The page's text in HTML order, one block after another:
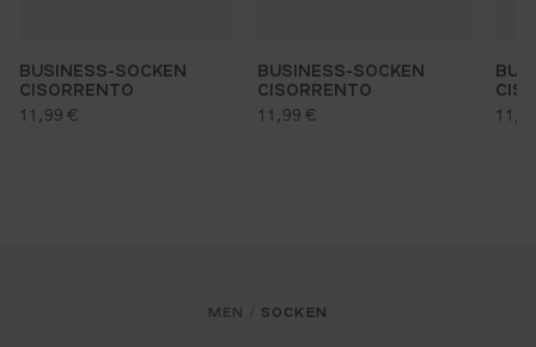
BUSINESS-SOCKEN
CISORRENTO
regulärer preis:
11,99 €
BUSINESS-SOCKEN
CISORRENTO
regulärer preis:
11,99 €
MEN SOCKEN